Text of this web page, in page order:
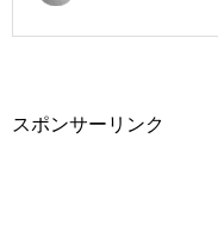
スポンサーリンク